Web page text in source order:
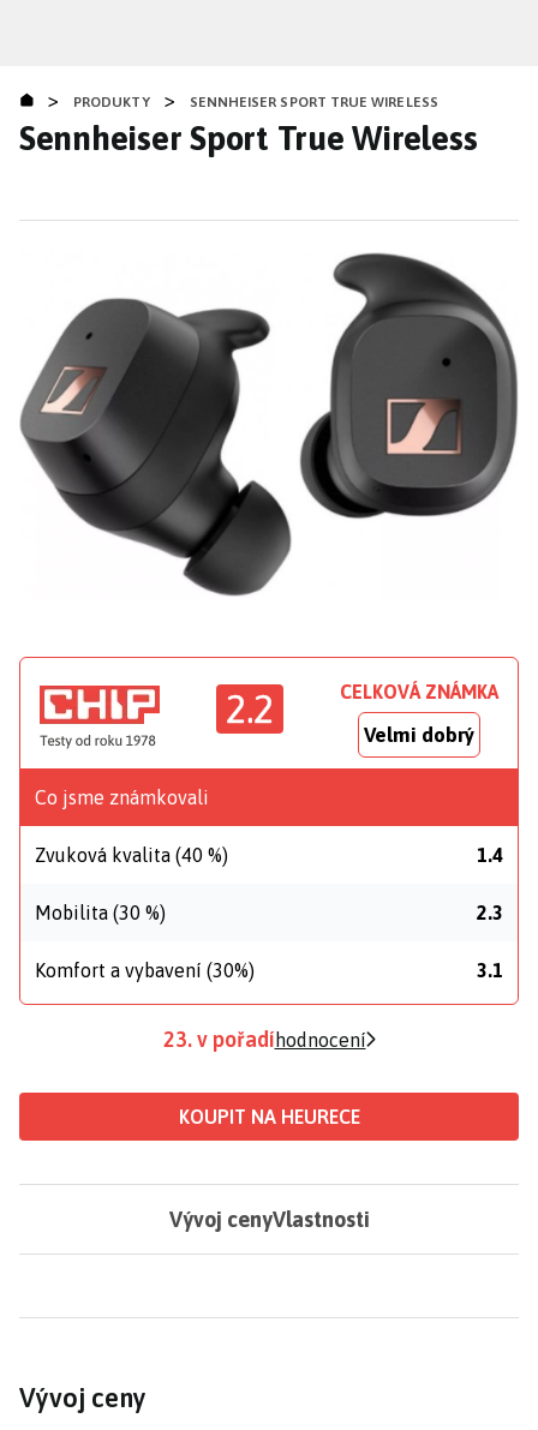
obsahu
> PRODUKTY > SENNHEISER SPORT TRUE WIRELESS
Sennheiser Sport True Wireless
2.2 CELKOVÁ ZNÁMKA
Velmi dobrý
Co jsme známkovali
Zvuková kvalita (40 %) 1.4
Mobilita (30 %) 2.3
Komfort a vybavení (30%) 3.1
23. v pořadí hodnocení
KOUPIT NA HEURECE
Vývoj cenyVlastnosti
Vývoj ceny